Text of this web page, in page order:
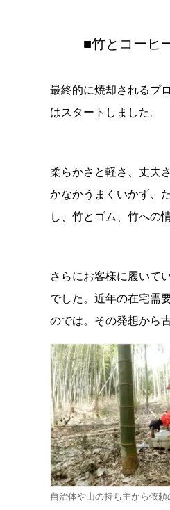
■竹とコーヒ
最終的に焼却されるプ
はスタートしました。
柔らかさと軽さ、丈夫
かなかうまくいかず、
し、竹とゴム、竹への
さらにお客様に履いて
でした。近年の在宅需
のでは。その発想から
自治体や山の持ち主から依